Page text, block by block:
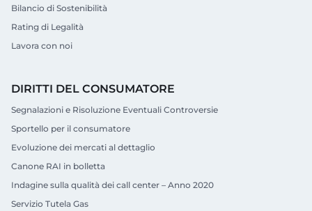
Bilancio di Sostenibilità
Rating di Legalità
Lavora con noi
DIRITTI DEL CONSUMATORE
Segnalazioni e Risoluzione Eventuali Controversie
Sportello per il consumatore
Evoluzione dei mercati al dettaglio
Canone RAI in bolletta
Indagine sulla qualità dei call center – Anno 2020
Servizio Tutela Gas